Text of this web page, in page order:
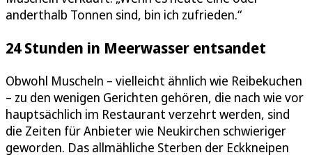
anderthalb Tonnen sind, bin ich zufrieden.“
24 Stunden in Meerwasser entsandet
Obwohl Muscheln – vielleicht ähnlich wie Reibekuchen
– zu den wenigen Gerichten gehören, die nach wie vor
hauptsächlich im Restaurant verzehrt werden, sind
die Zeiten für Anbieter wie Neukirchen schwieriger
geworden. Das allmähliche Sterben der Eckkneipen